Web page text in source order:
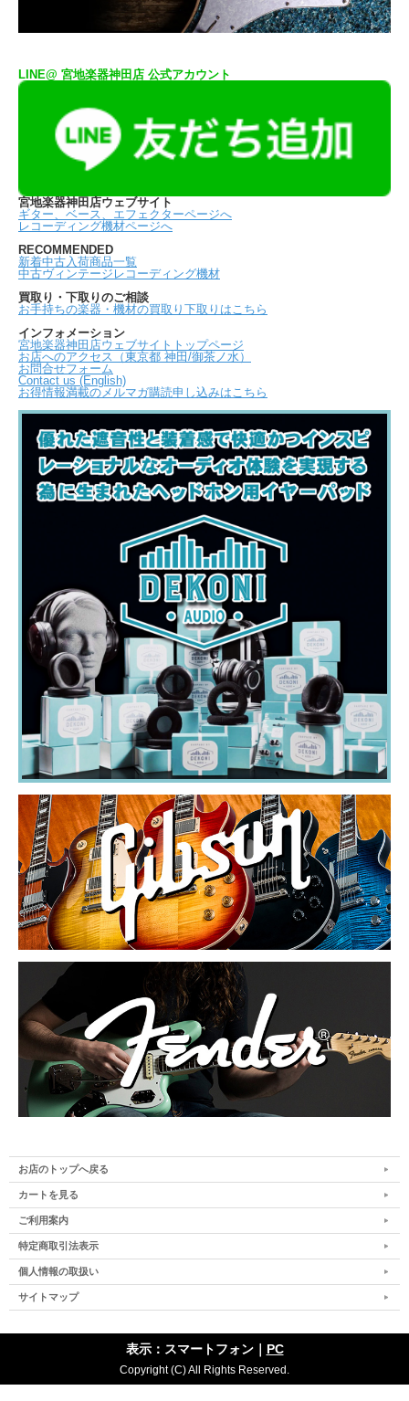
LINE@ 宮地楽器神田店 公式アカウント
宮地楽器神田店ウェブサイト
ギター、ベース、エフェクターページへ
レコーディング機材ページへ
RECOMMENDED
新着中古入荷商品一覧
中古ヴィンテージレコーディング機材
買取り・下取りのご相談
お手持ちの楽器・機材の買取り下取りはこちら
インフォメーション
宮地楽器神田店ウェブサイトトップページ
お店へのアクセス（東京都 神田/御茶ノ水）
お問合せフォーム
Contact us (English)
お得情報満載のメルマガ購読申し込みはこちら
お店のトップへ戻る
カートを見る
ご利用案内
特定商取引法表示
個人情報の取扱い
サイトマップ
表示：スマートフォン｜ PC
Copyright (C) All Rights Reserved.